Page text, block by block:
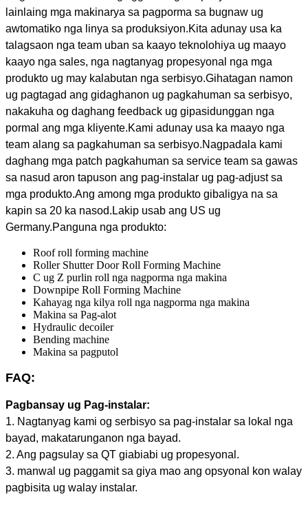
lainlaing mga makinarya sa pagporma sa bugnaw ug
awtomatiko nga linya sa produksiyon.Kita adunay usa ka
talagsaon nga team uban sa kaayo teknolohiya ug maayo
kaayo nga sales, nga nagtanyag propesyonal nga mga
produkto ug may kalabutan nga serbisyo.Gihatagan namon
ug pagtagad ang gidaghanon ug pagkahuman sa serbisyo,
nakakuha og daghang feedback ug gipasidunggan nga
pormal ang mga kliyente.Kami adunay usa ka maayo nga
team alang sa pagkahuman sa serbisyo.Nagpadala kami
daghang mga patch pagkahuman sa service team sa gawas
sa nasud aron tapuson ang pag-instalar ug pag-adjust sa
mga produkto.Ang among mga produkto gibaligya na sa
kapin sa 20 ka nasod.Lakip usab ang US ug
Germany.Panguna nga produkto:
Roof roll forming machine
Roller Shutter Door Roll Forming Machine
C ug Z purlin roll nga nagporma nga makina
Downpipe Roll Forming Machine
Kahayag nga kilya roll nga nagporma nga makina
Makina sa Pag-alot
Hydraulic decoiler
Bending machine
Makina sa pagputol
FAQ:
Pagbansay ug Pag-instalar:
1. Nagtanyag kami og serbisyo sa pag-instalar sa lokal nga
bayad, makatarunganon nga bayad.
2. Ang pagsulay sa QT giabiabi ug propesyonal.
3. manwal ug paggamit sa giya mao ang opsyonal kon walay
pagbisita ug walay instalar.